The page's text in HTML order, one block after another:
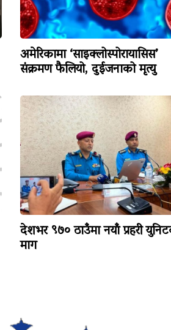
अमेरिकामा ‘साइक्लोस्पोरायासिस’
संक्रमण फैलियो, दुईजनाको मृत्यु
देशभर ९७० ठाउँमा नयाँ प्रहरी
माग